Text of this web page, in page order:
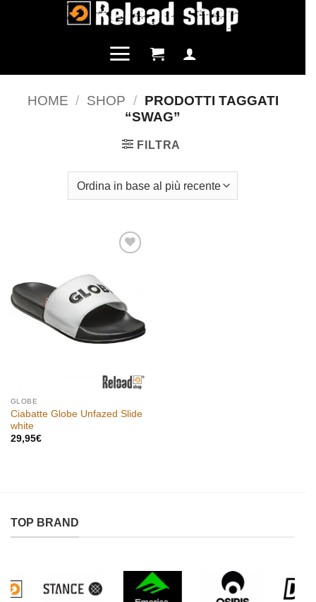
HOME / SHOP / PRODOTTI TAGGATI
“SWAG”
FILTRA
desideri
GLOBE
Ciabatte Globe Unfazed Slide
white
29,95€
TOP BRAND